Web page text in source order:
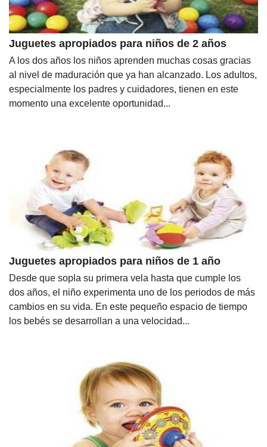
Juguetes apropiados para niños de 2 años
A los dos años los niños aprenden muchas cosas gracias
al nivel de maduración que ya han alcanzado. Los adultos,
especialmente los padres y cuidadores, tienen en este
momento una excelente oportunidad...
Juguetes apropiados para niños de 1 año
Desde que sopla su primera vela hasta que cumple los
dos años, el niño experimenta uno de los periodos de más
cambios en su vida. En este pequeño espacio de tiempo
los bebés se desarrollan a una velocidad...